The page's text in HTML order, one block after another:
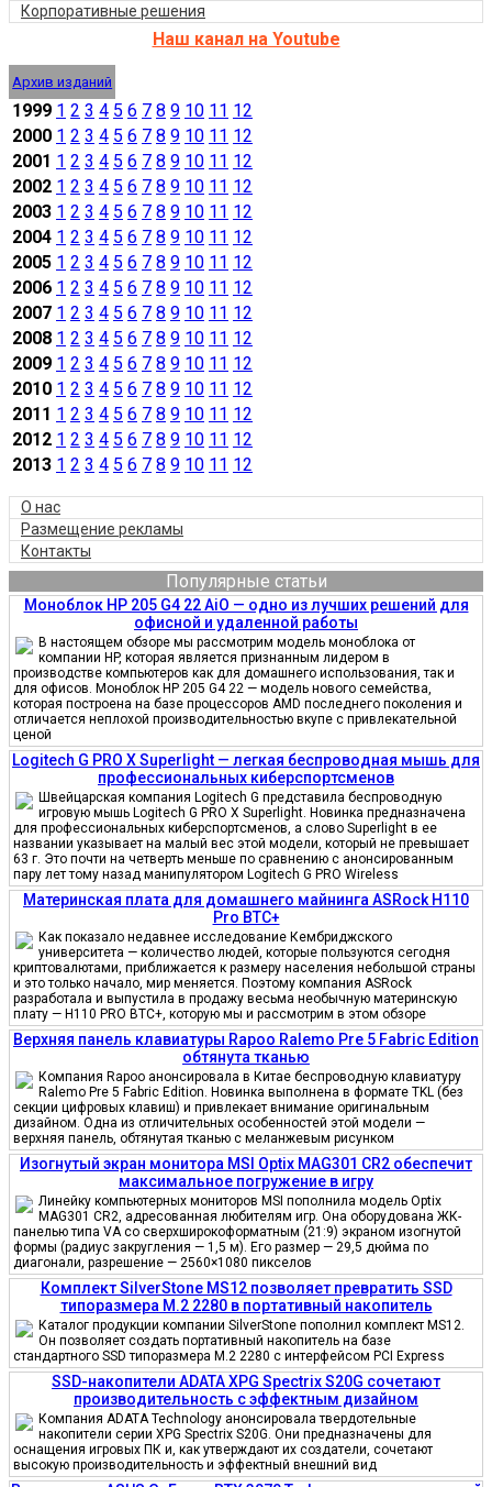
Корпоративные решения
Наш канал на Youtube
Архив изданий
1999 1 2 3 4 5 6 7 8 9 10 11 12
2000 1 2 3 4 5 6 7 8 9 10 11 12
2001 1 2 3 4 5 6 7 8 9 10 11 12
2002 1 2 3 4 5 6 7 8 9 10 11 12
2003 1 2 3 4 5 6 7 8 9 10 11 12
2004 1 2 3 4 5 6 7 8 9 10 11 12
2005 1 2 3 4 5 6 7 8 9 10 11 12
2006 1 2 3 4 5 6 7 8 9 10 11 12
2007 1 2 3 4 5 6 7 8 9 10 11 12
2008 1 2 3 4 5 6 7 8 9 10 11 12
2009 1 2 3 4 5 6 7 8 9 10 11 12
2010 1 2 3 4 5 6 7 8 9 10 11 12
2011 1 2 3 4 5 6 7 8 9 10 11 12
2012 1 2 3 4 5 6 7 8 9 10 11 12
2013 1 2 3 4 5 6 7 8 9 10 11 12
О нас
Размещение рекламы
Контакты
Популярные статьи
Моноблок HP 205 G4 22 AiO — одно из лучших решений для
офисной и удаленной работы
В настоящем обзоре мы рассмотрим модель моноблока от
компании HP, которая является признанным лидером в
производстве компьютеров как для домашнего использования, так и
для офисов. Моноблок HP 205 G4 22 — модель нового семейства,
которая построена на базе процессоров AMD последнего поколения и
отличается неплохой производительностью вкупе с привлекательной
ценой
Logitech G PRO X Superlight — легкая беспроводная мышь для
профессиональных киберспортсменов
Швейцарская компания Logitech G представила беспроводную
игровую мышь Logitech G PRO X Superlight. Новинка предназначена
для профессиональных киберспортсменов, а слово Superlight в ее
названии указывает на малый вес этой модели, который не превышает
63 г. Это почти на четверть меньше по сравнению с анонсированным
пару лет тому назад манипулятором Logitech G PRO Wireless
Материнская плата для домашнего майнинга ASRock H110
Pro BTC+
Как показало недавнее исследование Кембриджского
университета — количество людей, которые пользуются сегодня
криптовалютами, приближается к размеру населения небольшой страны
и это только начало, мир меняется. Поэтому компания ASRock
разработала и выпустила в продажу весьма необычную материнскую
плату — H110 PRO BTC+, которую мы и рассмотрим в этом обзоре
Верхняя панель клавиатуры Rapoo Ralemo Pre 5 Fabric Edition
обтянута тканью
Компания Rapoo анонсировала в Китае беспроводную клавиатуру
Ralemo Pre 5 Fabric Edition. Новинка выполнена в формате TKL (без
секции цифровых клавиш) и привлекает внимание оригинальным
дизайном. Одна из отличительных особенностей этой модели —
верхняя панель, обтянутая тканью с меланжевым рисунком
Изогнутый экран монитора MSI Optix MAG301 CR2 обеспечит
максимальное погружение в игру
Линейку компьютерных мониторов MSI пополнила модель Optix
MAG301 CR2, адресованная любителям игр. Она оборудована ЖК-
панелью типа VA со сверхширокоформатным (21:9) экраном изогнутой
формы (радиус закругления — 1,5 м). Его размер — 29,5 дюйма по
диагонали, разрешение — 2560×1080 пикселов
Комплект SilverStone MS12 позволяет превратить SSD
типоразмера M.2 2280 в портативный накопитель
Каталог продукции компании SilverStone пополнил комплект MS12.
Он позволяет создать портативный накопитель на базе
стандартного SSD типоразмера M.2 2280 с интерфейсом PCI Express
SSD-накопители ADATA XPG Spectrix S20G сочетают
производительность с эффектным дизайном
Компания ADATA Technology анонсировала твердотельные
накопители серии XPG Spectrix S20G. Они предназначены для
оснащения игровых ПК и, как утверждают их создатели, сочетают
высокую производительность и эффектный внешний вид